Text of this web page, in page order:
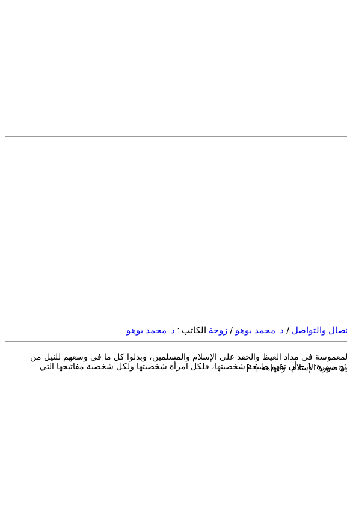
كيف تتعامل أيها الزوج مع زوجتك؟: توجيهات خاصة جداً من جلسات العلاج النفسي العميق والعلاج العائلي ونصائح مجربة آتت نتائج مبهرة: 1 – أن تفهم طبيعة شخصيتها، فلكل امرأة شخصيتها ولكل شخصية مفاتيحها التي
والتواصل / ذ. محمد بوهو /زوجة الكاتب : ذ. محمد بوهو
في مداد الغيظ والحقد على الإسلام والمسلمين، وبذلوا كل ما في وسعهم للنيل من
صورة الإسلام، واتهامه […]